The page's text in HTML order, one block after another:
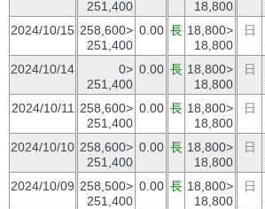
251,400 18,800
2024/10/15 258,600>
251,400
0.00 長 18,800>
18,800
日
2024/10/14
0>
251,400
0.00 長 18,800>
18,800
日
2024/10/11
258,600>
251,400
0.00 長 18,800>
18,800
日
2024/10/10 258,600>
251,400
0.00 長 18,800>
18,800
日
2024/10/09 258,500>
251,400
0.00 長 18,800>
18,800
日